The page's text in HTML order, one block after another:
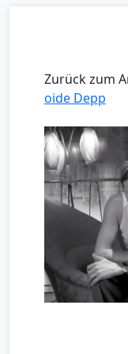
Zurück zum
oide Depp